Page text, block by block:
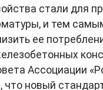
стали для
и тем
ее
Ассоциации
что новый